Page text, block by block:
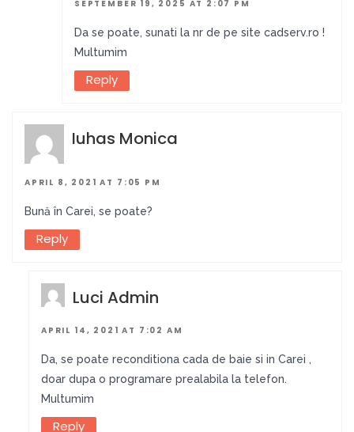
SEPTEMBER 19, 2025 AT 2:07 PM
Da se poate, sunati la nr de pe site cadserv.ro !
Multumim
Reply
Iuhas Monica
APRIL 8, 2021 AT 7:05 PM
Bună în Carei, se poate?
Reply
Luci Admin
APRIL 14, 2021 AT 7:02 AM
Da, se poate reconditiona cada de baie si in Carei ,
doar dupa o programare prealabila la telefon.
Multumim
Reply